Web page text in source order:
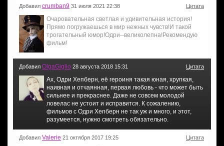
Добавил crumban9 31 июля 2021 22:38 Цитата
Очаровательная светлая и удивительная история!
Прямо погружаешься в мир нежных чувств!И такой
трогательный юмор!Одри--великолепна!Рекомендую
фильм!
Добавил OlgaGiglio 28 августа 2018 15:31 Цитата
Ах, Одри Хепберн, её героиня такая юная, хрупкая,
наивная и отчаянная, первая любовь - что может быть
сильнее и прекраснее. Даже не совсем молодой
ловелас не устоит и исправится. К сожалению,
фильмов с Одри Хепберн не так уж и много, и этот,
разумеется, нужно смотреть обязательно.
Добавил Valerie 21 октября 2017 19:25 Цитата